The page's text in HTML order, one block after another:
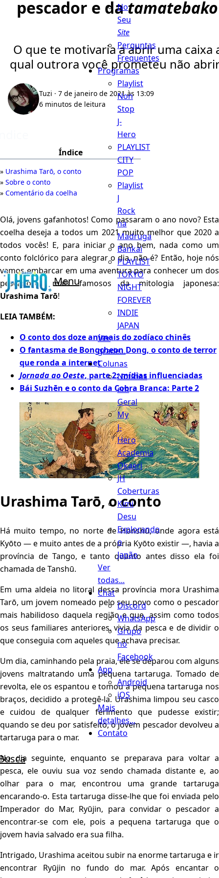
Menu
No
Seu
Site
Perguntas
Frequentes
Programas
Playlist
Non
Stop
J-
Hero
PLAYLIST
CITY
POP
Playlist
J
Rock
na
Madruga
Bankai
PLAYLIST
TOKYO
NIGHT
FOREVER
INDIE
JAPAN
Ver
grade...
Colunas
Notícias
em
Geral
My
J-
Hero
Academia
Okaeri
JH
Coberturas
Kimi
Desu
Explorando
o
Japão
Ver
todas...
Chat
Discord
WhatsApp
Grupo
no
Facebook
App
Android
iOS
Mais
detalhes...
Contato
pescador e datamatebako
O que te motivaria a abrir uma caixa
qual outrora você prometeu não
Tuzi · 7 de janeiro de 2021 às 13:09
6 minutos de leitura
Índice
Urashima Tarō, o conto
Sobre o conto
Comentário da coelha
Olá, jovens gafanhotos! Como passaram o ano novo? Esta
coelha deseja a todos um 2021 muito melhor que 2020 a
todos vocês! E, para iniciar o ano bem, nada como um
conto folclórico para alegrar o dia, não é? Então, hoje nós
vamos embarcar em uma aventura para conhecer um dos
pescadores mais famosos da mitologia japonesa:
Urashima Tarō!
LEIA TAMBÉM:
O conto dos doze animais do zodíaco chinês
O fantasma de Bongcheon Dong, o conto de terror
que ronda a internet
Jornada ao Oeste, parte 2: mídias influenciadas
Bái Suzhēn e o conto da Cobra Branca: Parte 2
Urashima Tarō, o conto
Há muito tempo, no norte de Honshū, onde agora está
Kyōto — e muito antes de a própria Kyōto existir —, havia a
província de Tango, e tanto quanto antes disso ela foi
chamada de Tanshū.
Em uma aldeia no litoral dessa província mora Urashima
Tarō, um jovem nomeado pelo seu povo como o pescador
mais habilidoso daquela região e que, assim como todos
os seus familiares anteriores, vivia da pesca e de dividir o
que conseguia com aqueles que achava precisar.
Um dia, caminhando pela praia, ele se deparou com alguns
jovens maltratando uma pequena tartaruga. Tomado de
revolta, ele os espantou e tomou a pequena tartaruga nos
braços, decidido a protegê-la. Urashima limpou seu casco
e cuidou de qualquer ferimento que pudesse existir;
quando se deu por satisfeito, o jovem pescador devolveu a
tartaruga para o mar.
No dia seguinte, enquanto se preparava para voltar a
pesca, ele ouviu sua voz sendo chamada distante e, ao
olhar para o mar, encontrou uma grande tartaruga
encarando-o. Esta tartaruga disse-lhe que foi enviada pelo
Imperador do Mar, Ryūjin, para convidar o pescador a
encontrar-se com ele, pois a pequena tartaruga que o
jovem havia salvado era sua filha.
Intrigado, Urashima aceitou subir na enorme tartaruga e ir
encontrar Ryūjin no fundo do mar. Após encantar o